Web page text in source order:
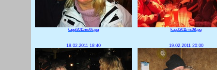
kappl2011ms06.jpg kappl2011ms08.jpg
19.02.2011 18:40 19.02.2011 20:00